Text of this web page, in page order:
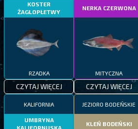
KOSTER
ŻAGLOPŁETWY
RZADKA
CZYTAJ WIĘCEJ
NERKA CZERWONA
MITYCZNA
CZYTAJ WIĘCEJ
KALIFORNIA
UMBRYNA
KALIFORNIJSKA
JEZIORO BODEŃSKIE
KLEŃ BODEŃSKI